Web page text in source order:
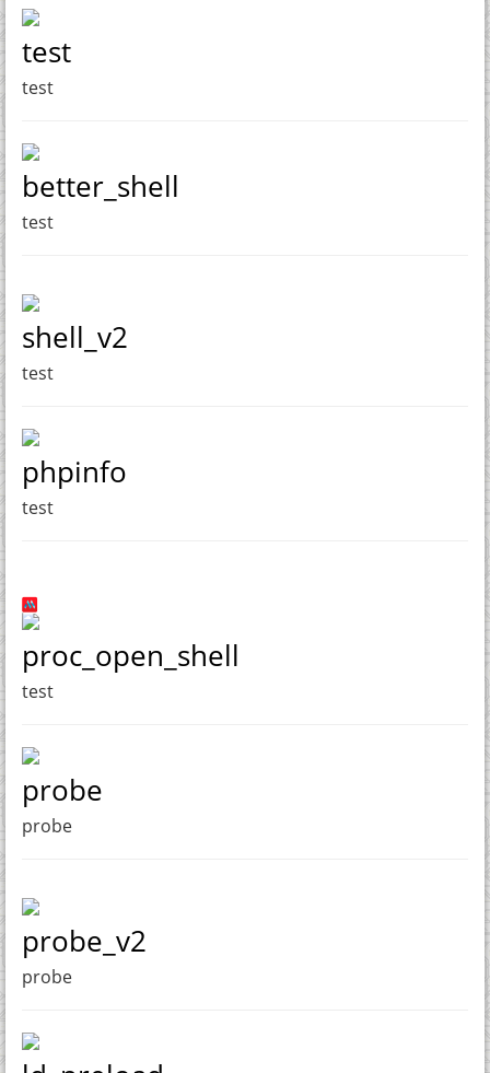
test
test
better_shell
test
shell_v2
test
phpinfo
test
proc_open_shell
test
probe
probe
probe_v2
probe